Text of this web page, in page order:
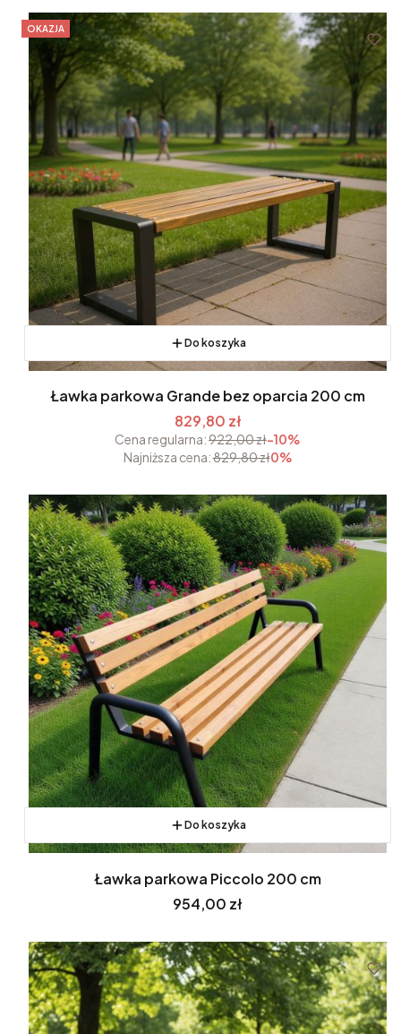
OKAZJA
Do koszyka
Ławka parkowa Grande bez oparcia 200 cm
829,80 zł
Cena regularna:922,00 zł-10%
Najniższa cena:829,80 zł0%
Do koszyka
Ławka parkowa Piccolo 200 cm
Cena
954,00 zł